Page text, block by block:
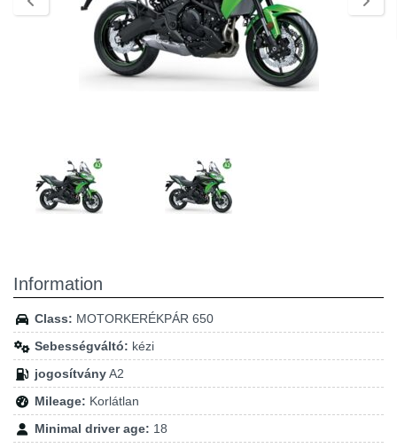
Information
Class: MOTORKERÉKPÁR 650
Sebességváltó: kézi
jogosítványA2
Mileage: Korlátlan
Minimal driver age: 18